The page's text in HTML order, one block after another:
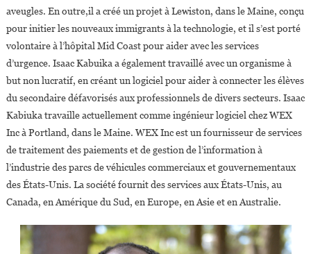
aveugles. En outre,il a créé un projet à Lewiston, dans le Maine, conçu
pour initier les nouveaux immigrants à la technologie, et il s’est porté
volontaire à l’hôpital Mid Coast pour aider avec les services
d’urgence. Isaac Kabuika a également travaillé avec un organisme à
but non lucratif, en créant un logiciel pour aider à connecter les élèves
du secondaire défavorisés aux professionnels de divers secteurs. Isaac
Kabiuka travaille actuellement comme ingénieur logiciel chez WEX
Inc à Portland, dans le Maine. WEX Inc est un fournisseur de services
de traitement des paiements et de gestion de l’information à
l’industrie des parcs de véhicules commerciaux et gouvernementaux
des États-Unis. La société fournit des services aux États-Unis, au
Canada, en Amérique du Sud, en Europe, en Asie et en Australie.